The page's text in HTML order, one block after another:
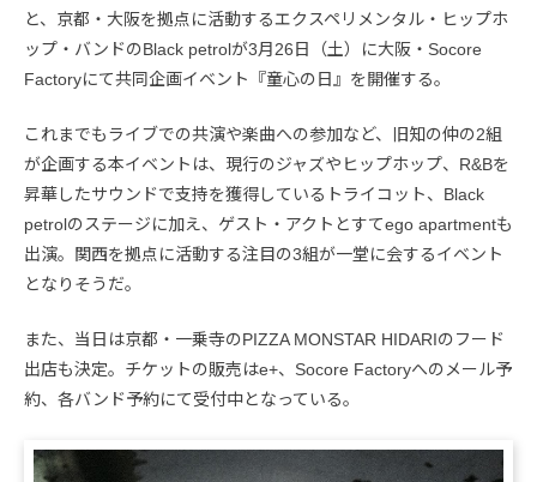
と、京都・大阪を拠点に活動するエクスペリメンタル・ヒップホ
ップ・バンドのBlack petrolが3月26日（土）に大阪・Socore
Factoryにて共同企画イベント『童心の日』を開催する。
これまでもライブでの共演や楽曲への参加など、旧知の仲の2組
が企画する本イベントは、現行のジャズやヒップホップ、R&Bを
昇華したサウンドで支持を獲得しているトライコット、Black
petrolのステージに加え、ゲスト・アクトとすてego apartmentも
出演。関西を拠点に活動する注目の3組が一堂に会するイベント
となりそうだ。
また、当日は京都・一乗寺のPIZZA MONSTAR HIDARIのフード
出店も決定。チケットの販売はe+、Socore Factoryへのメール予
約、各バンド予約にて受付中となっている。